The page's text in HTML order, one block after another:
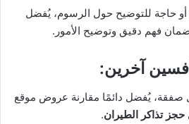
حاجة للتوضيح حول الرسوم، يُفضل
فهم دقيق وتوضيح الأمور.
:
يُفضل دائمًا مقارنة عروض موقع
حجز تذاكر الطيران.